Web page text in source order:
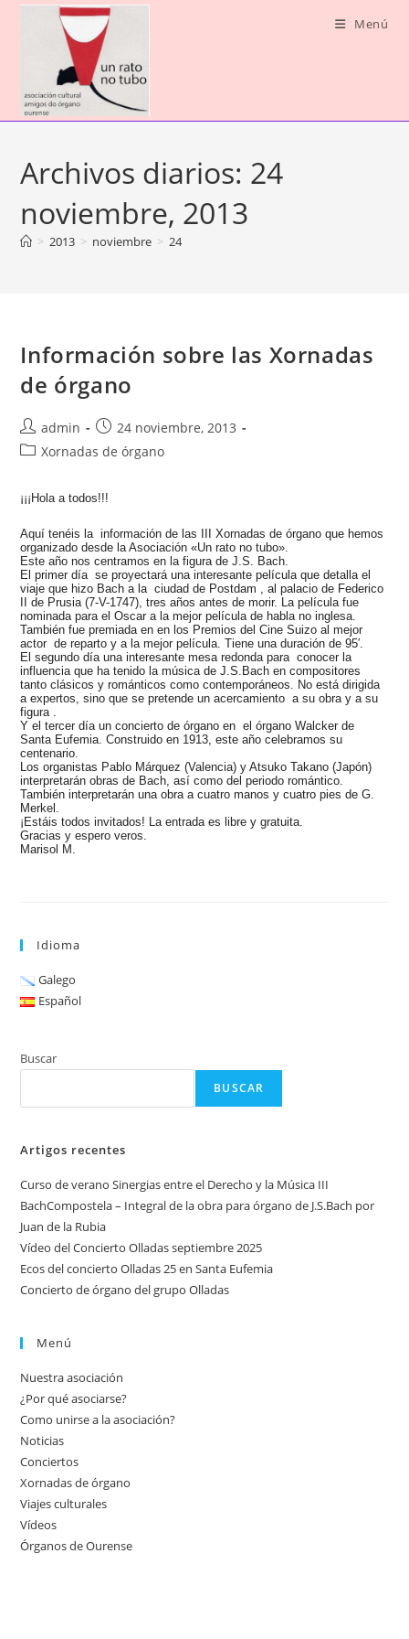
Menú
Archivos diarios: 24
noviembre, 2013
> 2013 > noviembre > 24
Información sobre las Xornadas
de órgano
Autor
de
admin
Publicación
de
24 noviembre, 2013
Categoría
entrada:
Xornadas de órgano
¡¡¡Hola a todos!!!
Aquí tenéis la información de las III Xornadas de órgano que hemos
organizado desde la Asociación «Un rato no tubo».
Este año nos centramos en la figura de J.S. Bach.
El primer día se proyectará una interesante película que detalla el
viaje que hizo Bach a la ciudad de Postdam , al palacio de Federico
II de Prusia (7-V-1747), tres años antes de morir. La película fue
nominada para el Oscar a la mejor película de habla no inglesa.
También fue premiada en en los Premios del Cine Suizo al mejor
actor de reparto y a la mejor película. Tiene una duración de 95′.
El segundo día una interesante mesa redonda para conocer la
influencia que ha tenido la música de J.S.Bach en compositores
tanto clásicos y románticos como contemporáneos. No está dirigida
a expertos, sino que se pretende un acercamiento a su obra y a su
figura .
Y el tercer día un concierto de órgano en el órgano Walcker de
Santa Eufemia. Construido en 1913, este año celebramos su
centenario.
Los organistas Pablo Márquez (Valencia) y Atsuko Takano (Japón)
interpretarán obras de Bach, así como del periodo romántico.
También interpretarán una obra a cuatro manos y cuatro pies de G.
Merkel.
¡Estáis todos invitados! La entrada es libre y gratuita.
Gracias y espero veros.
Marisol M.
Idioma
Galego
Español
Buscar
BUSCAR
Artigos recentes
Curso de verano Sinergias entre el Derecho y la Música III
BachCompostela – Integral de la obra para órgano de J.S.Bach por
Juan de la Rubia
Vídeo del Concierto Olladas septiembre 2025
Ecos del concierto Olladas 25 en Santa Eufemia
Concierto de órgano del grupo Olladas
Menú
Nuestra asociación
¿Por qué asociarse?
Como unirse a la asociación?
Noticias
Conciertos
Xornadas de órgano
Viajes culturales
Vídeos
Órganos de Ourense